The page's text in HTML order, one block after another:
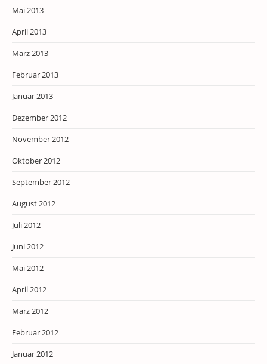
Mai 2013
April 2013
März 2013
Februar 2013
Januar 2013
Dezember 2012
November 2012
Oktober 2012
September 2012
August 2012
Juli 2012
Juni 2012
Mai 2012
April 2012
März 2012
Februar 2012
Januar 2012